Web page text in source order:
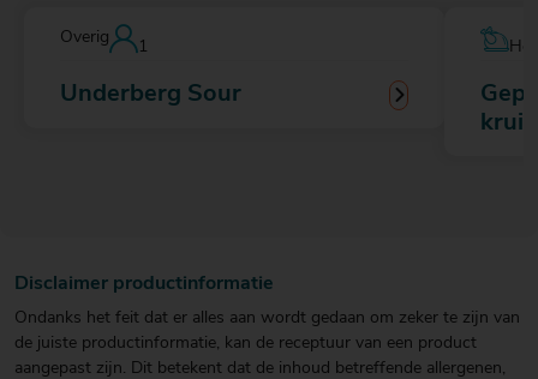
Overig
1
Underberg Sour
Disclaimer productinformatie
Ondanks het feit dat er alles aan wordt gedaan om zeker te zijn van
de juiste productinformatie, kan de receptuur van een product
aangepast zijn. Dit betekent dat de inhoud betreffende allergenen,